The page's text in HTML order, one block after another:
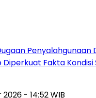
Penyalahgunaan
Diperkuat Fakta
- 14:52 WIB